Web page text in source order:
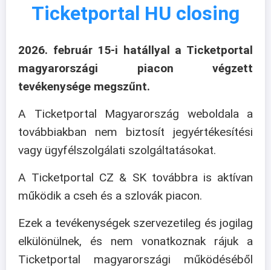
Ticketportal HU closing
2026. február 15-i hatállyal a Ticketportal
magyarországi piacon végzett
tevékenysége megszűnt.
A Ticketportal Magyarország weboldala a
továbbiakban nem biztosít jegyértékesítési
vagy ügyfélszolgálati szolgáltatásokat.
A Ticketportal CZ & SK továbbra is aktívan
működik a cseh és a szlovák piacon.
Ezek a tevékenységek szervezetileg és jogilag
elkülönülnek, és nem vonatkoznak rájuk a
Ticketportal magyarországi működéséből